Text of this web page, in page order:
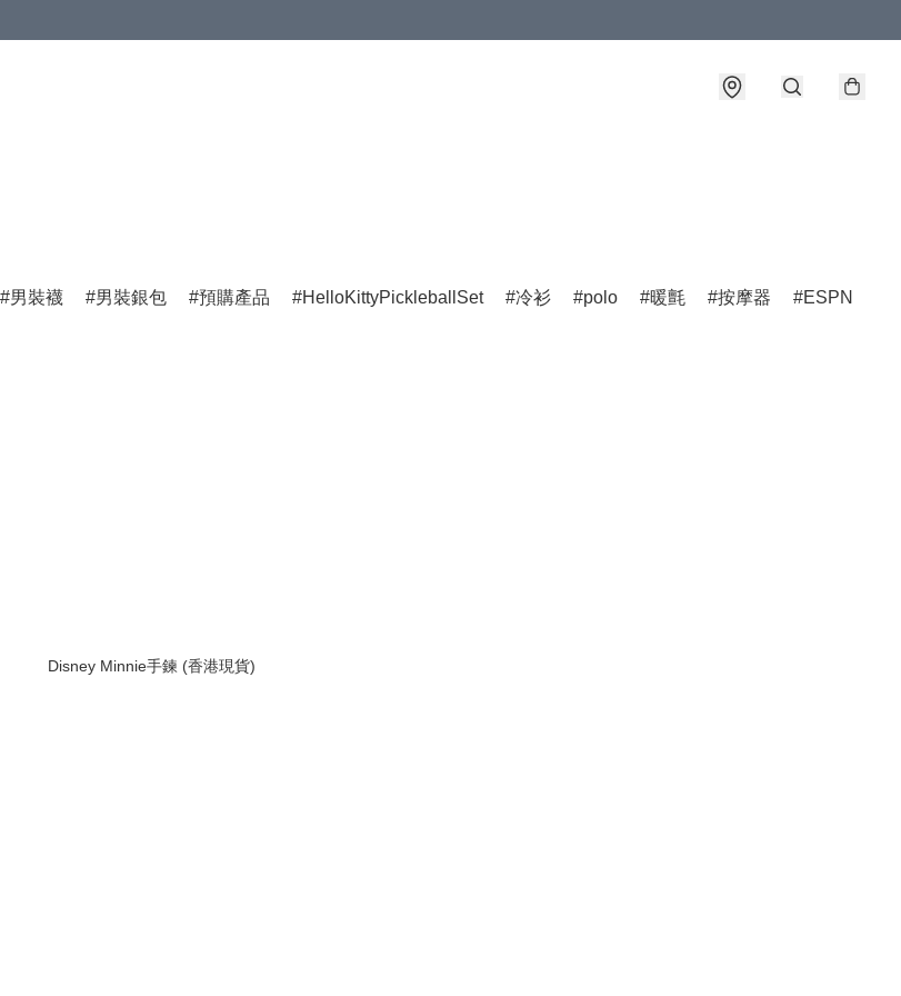
男裝襪 男裝銀包 預購產品 HelloKittyPickleballSet 冷衫 polo 暖氈 按摩器 ESPN
Disney Minnie手鍊 (香港現貨)